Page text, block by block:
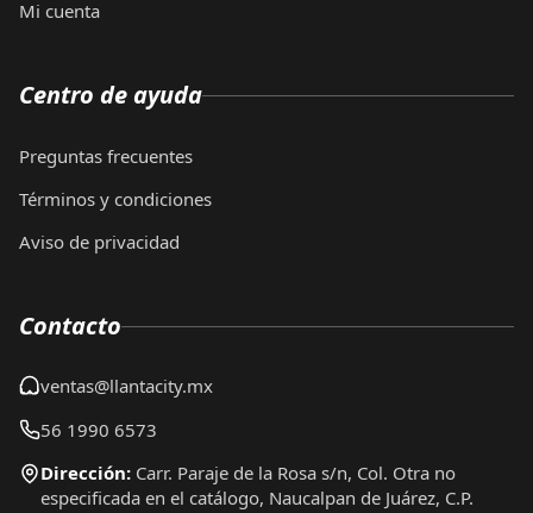
Mi cuenta
Centro de ayuda
Preguntas frecuentes
Términos y condiciones
Aviso de privacidad
Contacto
ventas@llantacity.mx
56 1990 6573
Dirección: Carr. Paraje de la Rosa s/n, Col. Otra no
especificada en el catálogo, Naucalpan de Juárez, C.P.